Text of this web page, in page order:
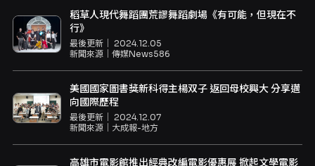
稻草人現代舞蹈團荒謬舞蹈劇場《有可能，但現在不
行》
最後更新｜ 2024.12.05
新聞來源｜ 傳媒News586
美國國家圖書獎新科得主楊双子 返回母校興大 分享邁
向國際歷程
最後更新｜ 2024.12.07
新聞來源｜ 大成報-地方
高雄市電影館推出經典改編電影優惠展 掀起文學電影